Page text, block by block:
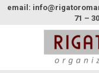
email:
71 –